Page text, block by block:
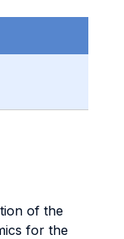
of the
for the